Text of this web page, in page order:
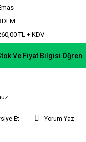
TL + KDV
Ve Fiyat Bilgisi Öğren
Et Yorum Yaz